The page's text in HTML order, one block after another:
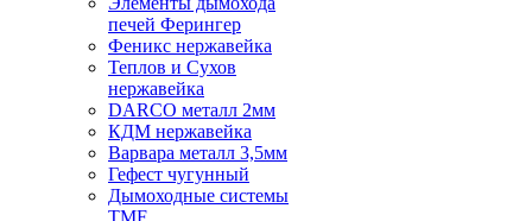
печей Ферингер
Феникс нержавейка
Теплов и Сухов
нержавейка
DARCO металл 2мм
КДМ нержавейка
Варвара металл 3,5мм
Гефест чугунный
Дымоходные системы
TMF